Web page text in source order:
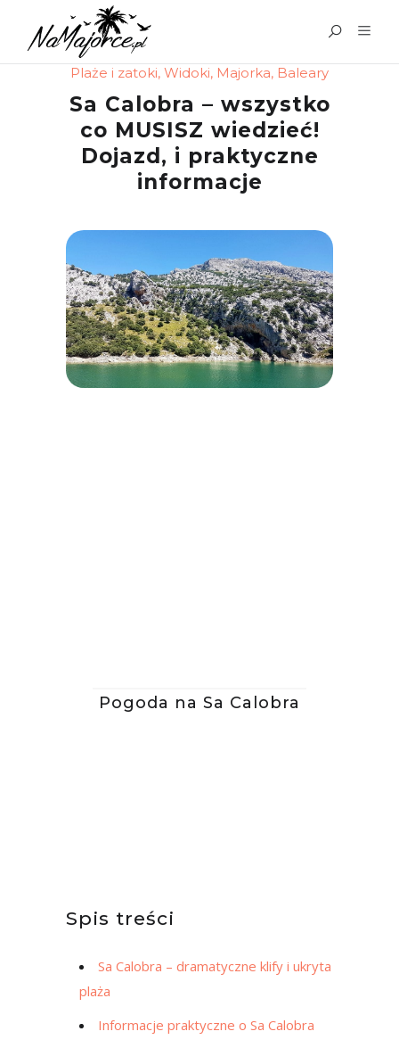
Plaże i zatoki, Widoki, Majorka, Baleary
Sa Calobra – wszystko
co MUSISZ wiedzieć!
Dojazd, i praktyczne
informacje
Pogoda na Sa Calobra
Spis treści
Sa Calobra – dramatyczne klify i ukryta
plaża
Informacje praktyczne o Sa Calobra